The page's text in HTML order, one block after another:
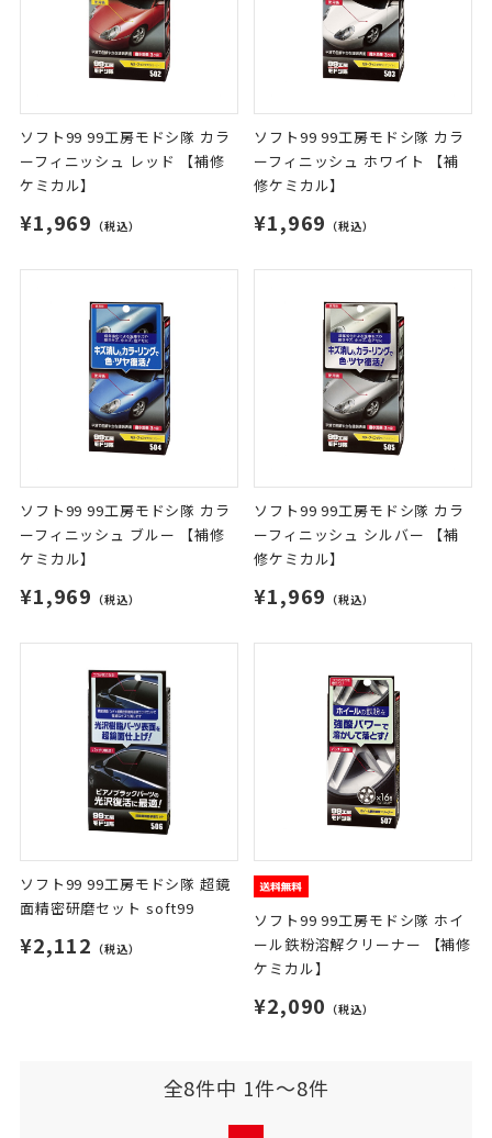
ソフト99 99工房モドシ隊 カラ
ーフィニッシュ レッド 【補修
ケミカル】
¥1,969 （税込）
ソフト99 99工房モドシ隊 カラ
ーフィニッシュ ホワイト 【補
修ケミカル】
¥1,969 （税込）
ソフト99 99工房モドシ隊 カラ
ーフィニッシュ ブルー 【補修
ケミカル】
¥1,969 （税込）
ソフト99 99工房モドシ隊 カラ
ーフィニッシュ シルバー 【補
修ケミカル】
¥1,969 （税込）
ソフト99 99工房モドシ隊 超鏡
面精密研磨セット soft99
¥2,112 （税込）
ソフト99 99工房モドシ隊 ホイ
ール鉄粉溶解クリーナー 【補修
ケミカル】
¥2,090 （税込）
全8件中 1件～8件